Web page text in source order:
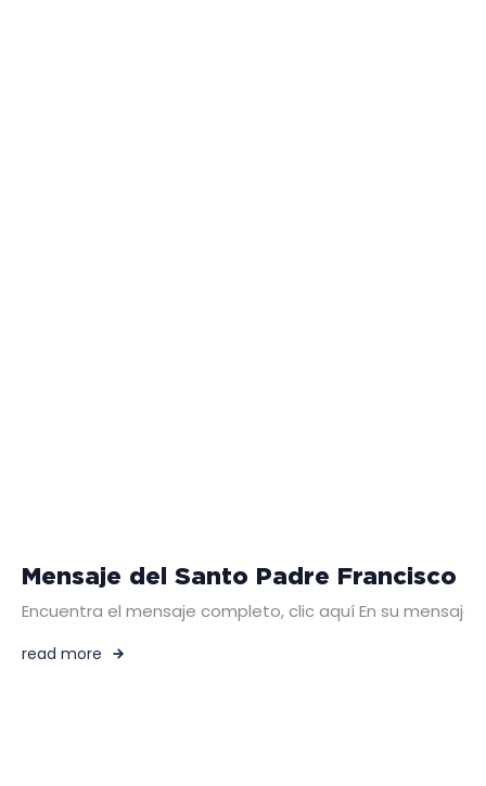
Mensaje del Santo Padre Francisco
Encuentra el mensaje completo, clic aquí En su
read more